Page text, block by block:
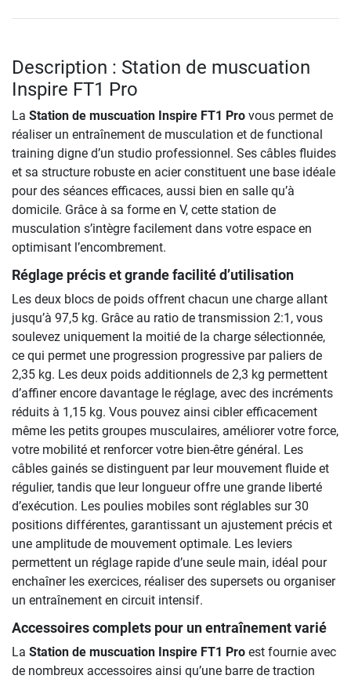
Description : Station de muscuation
Inspire FT1 Pro
La Station de muscuation Inspire FT1 Pro vous permet de
réaliser un entraînement de musculation et de functional
training digne d’un studio professionnel. Ses câbles fluides
et sa structure robuste en acier constituent une base idéale
pour des séances efficaces, aussi bien en salle qu’à
domicile. Grâce à sa forme en V, cette station de
musculation s’intègre facilement dans votre espace en
optimisant l’encombrement.
Réglage précis et grande facilité d’utilisation
Les deux blocs de poids offrent chacun une charge allant
jusqu’à 97,5 kg. Grâce au ratio de transmission 2:1, vous
soulevez uniquement la moitié de la charge sélectionnée,
ce qui permet une progression progressive par paliers de
2,35 kg. Les deux poids additionnels de 2,3 kg permettent
d’affiner encore davantage le réglage, avec des incréments
réduits à 1,15 kg. Vous pouvez ainsi cibler efficacement
même les petits groupes musculaires, améliorer votre force,
votre mobilité et renforcer votre bien-être général. Les
câbles gainés se distinguent par leur mouvement fluide et
régulier, tandis que leur longueur offre une grande liberté
d’exécution. Les poulies mobiles sont réglables sur 30
positions différentes, garantissant un ajustement précis et
une amplitude de mouvement optimale. Les leviers
permettent un réglage rapide d’une seule main, idéal pour
enchaîner les exercices, réaliser des supersets ou organiser
un entraînement en circuit intensif.
Accessoires complets pour un entraînement varié
La Station de muscuation Inspire FT1 Pro est fournie avec
de nombreux accessoires ainsi qu’une barre de traction